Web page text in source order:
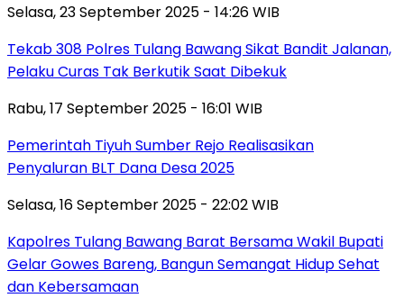
Selasa, 23 September 2025 - 14:26 WIB
Tekab 308 Polres Tulang Bawang Sikat Bandit Jalanan,
Pelaku Curas Tak Berkutik Saat Dibekuk
Rabu, 17 September 2025 - 16:01 WIB
Pemerintah Tiyuh Sumber Rejo Realisasikan
Penyaluran BLT Dana Desa 2025
Selasa, 16 September 2025 - 22:02 WIB
Kapolres Tulang Bawang Barat Bersama Wakil Bupati
Gelar Gowes Bareng, Bangun Semangat Hidup Sehat
dan Kebersamaan